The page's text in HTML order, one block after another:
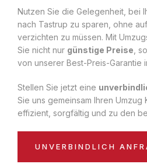
Nutzen Sie die Gelegenheit, bei
nach Tastrup zu sparen, ohne
verzichten zu müssen. Mit
Sie nicht nur günstige Preise ,
von unserer Best-Preis-Garantie
Stellen Sie jetzt eine
Sie uns gemeinsam Ihren Umzug
effizient, sorgfältig und zu den
UNVERBINDLICH